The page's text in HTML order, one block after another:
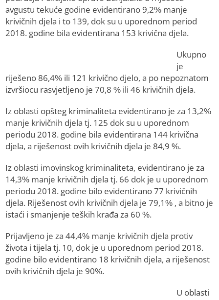
avgustu tekuće godine evidentirano 9,2% manje
krivičnih djela i to 139, dok su u uporednom period
2018. godine bila evidentirana 153 krivična djela.
Ukupno
je
riješeno 86,4% ili 121 krivično djelo, a po nepoznatom
izvršiocu rasvjetljeno je 70,8 % ili 46 krivičnih djela.
Iz oblasti opšteg kriminaliteta evidentirano je za 13,2%
manje krivičnih djela tj. 125 dok su u uporednom
periodu 2018. godine bila evidentirana 144 krivična
djela, a riješenost ovih krivičnih djela je 84,9 %.
Iz oblasti imovinskog kriminaliteta, evidentirano je za
14,3% manje krivičnih djela tj. 66 dok je u uporednom
periodu 2018. godine bilo evidentirano 77 krivičnih
djela. Riješenost ovih krivičnih djela je 79,1% , a bitno je
istaći i smanjenje teških krađa za 60 %.
Prijavljeno je za 44,4% manje krivičnih djela protiv
života i tijela tj. 10, dok je u uporednom period 2018.
godine bilo evidentirano 18 krivičnih djela, a riješenost
ovih krivičnih djela je 90%.
U oblasti